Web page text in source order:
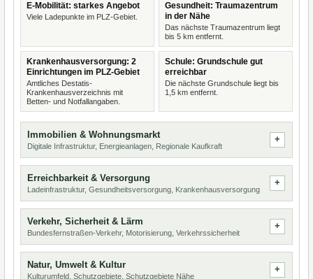
E-Mobilität: starkes Angebot
Viele Ladepunkte im PLZ-Gebiet.
Gesundheit: Traumazentrum
in der Nähe
Das nächste Traumazentrum liegt
bis 5 km entfernt.
Krankenhausversorgung: 2
Einrichtungen im PLZ-Gebiet
Amtliches Destatis-
Krankenhausverzeichnis mit
Betten- und Notfallangaben.
Schule: Grundschule gut
erreichbar
Die nächste Grundschule liegt bis
1,5 km entfernt.
Immobilien & Wohnungsmarkt
Digitale Infrastruktur, Energieanlagen, Regionale Kaufkraft
Erreichbarkeit & Versorgung
Ladeinfrastruktur, Gesundheitsversorgung, Krankenhausversorgung
Verkehr, Sicherheit & Lärm
Bundesfernstraßen-Verkehr, Motorisierung, Verkehrssicherheit
Natur, Umwelt & Kultur
Kulturumfeld, Schutzgebiete, Schutzgebiete Nähe